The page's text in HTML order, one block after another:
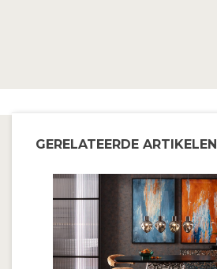
GERELATEERDE ARTIKELEN